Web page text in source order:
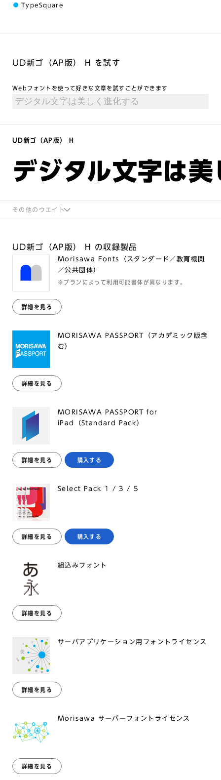
TypeSquare
UD新ゴ（AP版） H を試す
Webフォントを使って好きな文章を試すことができます
UD新ゴ（AP版） H
デジタル文字は
その他のウエイト
UD新ゴ（AP版） H の収録製品
Morisawa Fonts（スタンダード／教育機関
／公共団体）
※プランによって利用可能書体が異なります。
詳細を見る
MORISAWA PASSPORT（アカデミック版含
む）
詳細を見る
MORISAWA PASSPORT for
iPad（Standard Pack）
詳細を見る 購入する
Select Pack 1 / 3 / 5
詳細を見る 購入する
組込みフォント
詳細を見る
サーバアプリケーション用フォントライセンス
詳細を見る
Morisawa サーバーフォントライセンス
詳細を見る